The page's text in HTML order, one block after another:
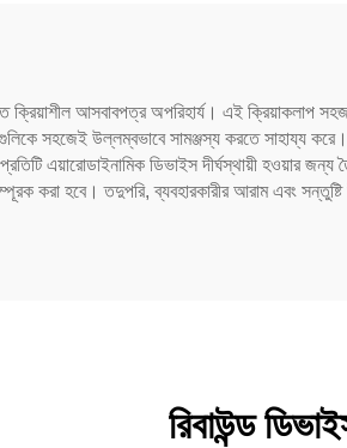
ক্রিয়াশীল আসবাবপত্র অপরিহার্য। এই ক্রিয়াকলাপ
সহজেই উল্লম্বভাবে সামঞ্জস্য করতে সাহায্য
এয়ারোডাইনামিক ডিভাইস দীর্ঘস্থায়ী হওয়ার
সম্পূরক করা হবে। তদুপরি, ব্যবহারকারীর আরাম এবং
রিবাউন্ড